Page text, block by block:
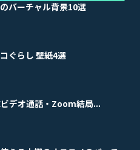
バーチャル背景10選
ぐらし 壁紙4選
デオ通話・Zoom結局...